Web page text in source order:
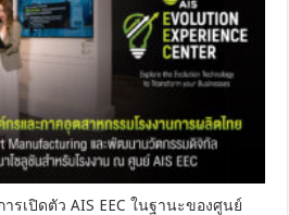
รเปิดตัว AIS EEC ในฐานะของศูนย์